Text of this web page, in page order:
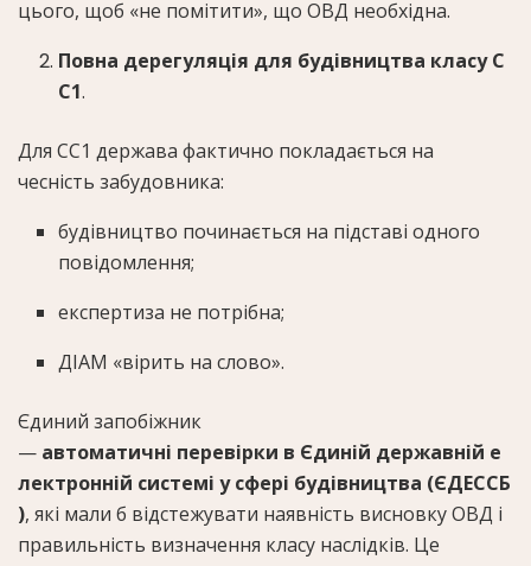
цього, щоб «не помітити», що ОВД необхідна.
Повна дерегуляція для будівництва класу С
С1.
Для СС1 держава фактично покладається на
чесність забудовника:
будівництво починається на підставі одного
повідомлення;
експертиза не потрібна;
ДІАМ «вірить на слово».
Єдиний запобіжник
— автоматичні перевірки в Єдиній державній е
лектронній системі у сфері будівництва (ЄДЕССБ
), які мали б відстежувати наявність висновку ОВД і
правильність визначення класу наслідків. Це